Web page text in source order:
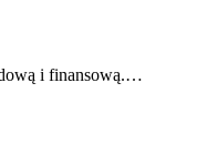
i finansową.…